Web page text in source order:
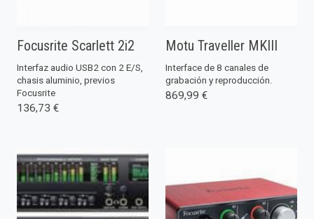
Focusrite Scarlett 2i2
Interfaz audio USB2 con 2 E/S,
chasis aluminio, previos
Focusrite
136,73 €
Motu Traveller MKIII
Interface de 8 canales de
grabación y reproducción.
869,99 €